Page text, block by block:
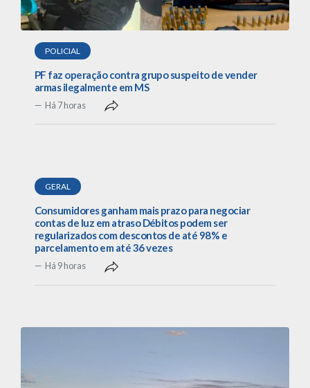
POLICIAL
PF faz operação contra grupo suspeito de vender
armas ilegalmente em MS
Há 7 horas
GERAL
Consumidores ganham mais prazo para negociar
contas de luz em atraso Débitos podem ser
regularizados com descontos de até 98% e
parcelamento em até 36 vezes
Há 9 horas